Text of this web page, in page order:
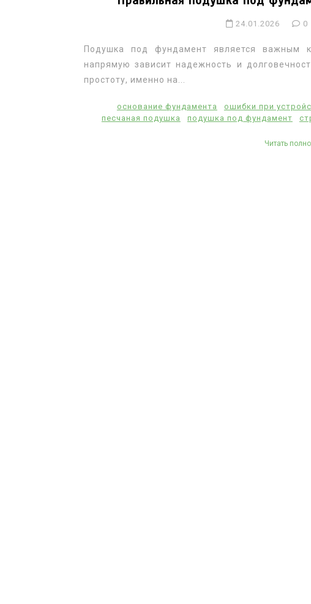
24.01.2026 0
Подушка под фундамент является важным
напрямую зависит надежность и
простоту, именно на...
основание фундамента ошибки при
песчаная подушка
подушка под фундамент
Читать